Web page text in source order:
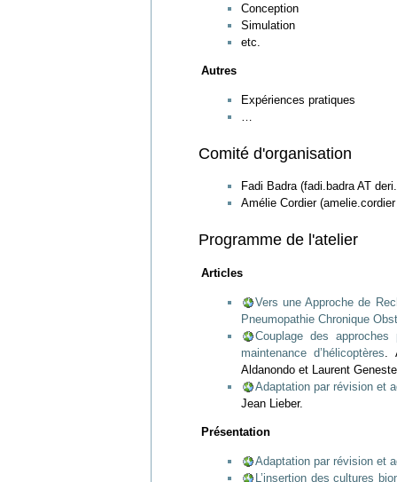
Conception
Simulation
etc.
Autres
Expériences pratiques
Comité d'organisation
Fadi Badra (fadi.badra AT
Amélie Cordier
Programme de l'atelier
Articles
Vers une Approche de
Pneumopathie Chronique
Couplage des
maintenance d’hélicoptères .
Aldanondo et Laurent
Adaptation par révision et
Jean Lieber.
Présentation
Adaptation par révision et
L’insertion des cultures